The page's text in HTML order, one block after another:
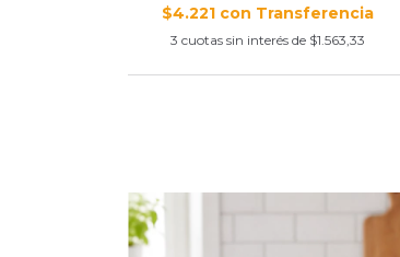
$4.221 con
3 cuotas sin interés de $1.563,33